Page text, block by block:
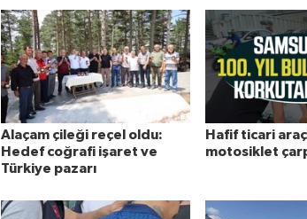
Alaçam çileği reçel oldu:
Hedef coğrafi işaret ve
Türkiye pazarı
Hafif ticari
motosiklet